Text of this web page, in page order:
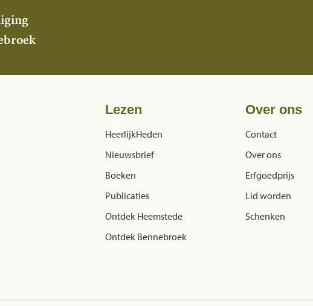
Lezen
HeerlijkHeden
Nieuwsbrief
Boeken
Publicaties
Ontdek Heemstede
Ontdek Bennebroek
Over ons
Contact
Over ons
Erfgoedprijs
Lid worden
Schenken